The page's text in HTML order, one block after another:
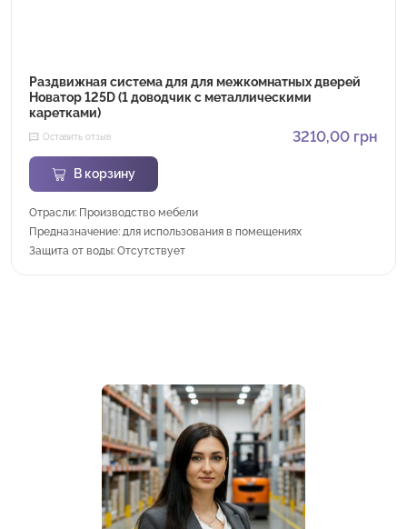
Раздвижная система для для межкомнатных дверей
Новатор 125D (1 доводчик с металлическими
каретками)
Оставить отзыв 3210,00 грн
В корзину
Отрасли: Производство мебели
Предназначение: для использования в помещениях
Защита от воды: Отсутствует